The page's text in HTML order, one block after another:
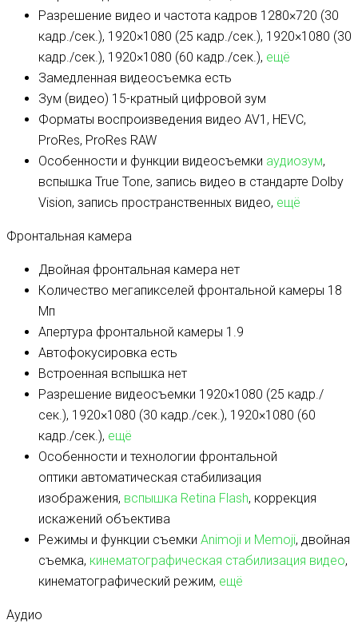
Разрешение видео и частота кадров 1280×720 (30
кадр./сек.), 1920×1080 (25 кадр./сек.), 1920×1080 (30
кадр./сек.), 1920×1080 (60 кадр./сек.), ещё
Замедленная видеосъемка есть
Зум (видео) 15-кратный цифровой зум
Форматы воспроизведения видео AV1, HEVC,
ProRes, ProRes RAW
Особенности и функции видеосъемки аудиозум,
вспышка True Tone, запись видео в стандарте Dolby
Vision, запись пространственных видео, ещё
Фронтальная камера
Двойная фронтальная камера нет
Количество мегапикселей фронтальной камеры 18
Мп
Апертура фронтальной камеры 1.9
Автофокусировка есть
Встроенная вспышка нет
Разрешение видеосъемки 1920×1080 (25 кадр./
сек.), 1920×1080 (30 кадр./сек.), 1920×1080 (60
кадр./сек.), ещё
Особенности и технологии фронтальной
оптики автоматическая стабилизация
изображения, вспышка Retina Flash, коррекция
искажений объектива
Режимы и функции съемки Animoji и Memoji, двойная
съемка, кинематографическая стабилизация видео,
кинематографический режим, ещё
Аудио